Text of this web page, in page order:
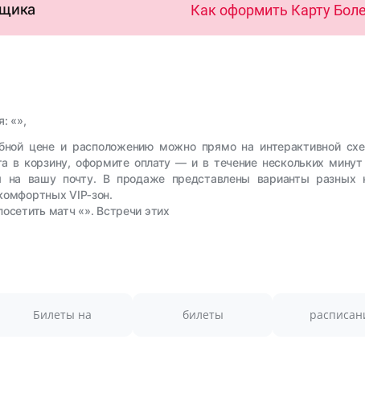
Как оформить Карту
«»,
цене и расположению можно прямо на интерактивной
в корзину, оформите оплату — и в течение нескольких
на вашу почту. В продаже представлены варианты разных
VIP‑зон.
матч «». Встречи этих
Билеты на билеты